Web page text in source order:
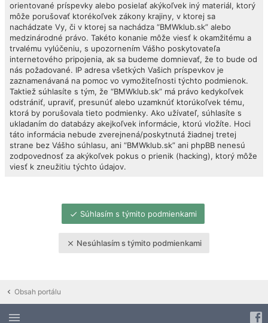
orientované príspevky alebo posielať akýkoľvek iný materiál, ktorý
môže porušovať ktorékoľvek zákony krajiny, v ktorej sa
nachádzate Vy, či v ktorej sa nachádza “BMWklub.sk” alebo
medzinárodné právo. Takéto konanie môže viesť k okamžitému a
trvalému vylúčeniu, s upozornením Vášho poskytovateľa
internetového pripojenia, ak sa budeme domnievať, že to bude od
nás požadované. IP adresa všetkých Vašich príspevkov je
zaznamenávaná na pomoc vo vymožiteľnosti týchto podmienok.
Taktiež súhlasíte s tým, že “BMWklub.sk” má právo kedykoľvek
odstrániť, upraviť, presunúť alebo uzamknúť ktorúkoľvek tému,
ktorá by porušovala tieto podmienky. Ako užívateľ, súhlasíte s
ukladaním do databázy akejkoľvek informácie, ktorú vložíte. Hoci
táto informácia nebude zverejnená/poskytnutá žiadnej tretej
strane bez Vášho súhlasu, ani “BMWklub.sk” ani phpBB nenesú
zodpovednosť za akýkoľvek pokus o prienik (hacking), ktorý môže
viesť k zneužitiu týchto údajov.
Súhlasím s týmito podmienkami
Nesúhlasím s týmito podmienkami
Obsah portálu